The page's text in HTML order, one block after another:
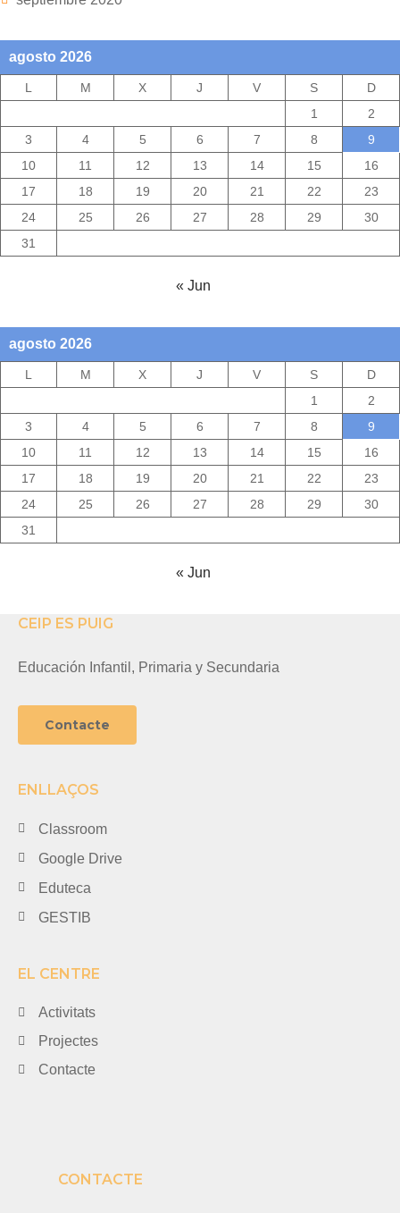
agosto 2026
L M X J V S
D
1
2
3
4 5 6 7 8
9
10
11 12 13 14 15
16
17
18 19 20 21 22
23
24
25 26 27 28 29
30
31
« Jun
agosto 2026
L M X J V S
D
1
2
3
4 5 6 7 8
9
10
11 12 13 14 15
16
17
18 19 20 21 22
23
24
25 26 27 28 29
30
31
« Jun
CEIP ES PUIG
Educación Infantil, Primaria y Secundaria
Contacte
ENLLAÇOS
Classroom
Google Drive
Eduteca
GESTIB
EL CENTRE
Activitats
Projectes
Contacte
CONTACTE